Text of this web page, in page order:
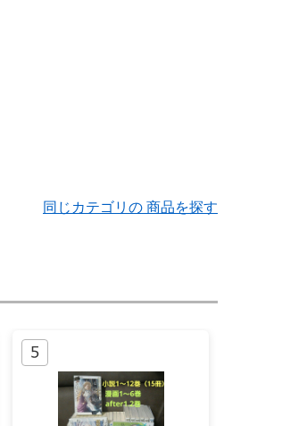
同じカテゴリの 商品を探す